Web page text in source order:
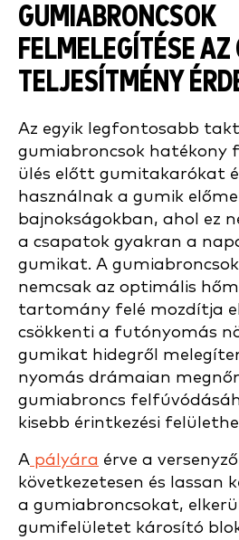
GUMIABRONCSOK
FELMELEGÍTÉSE
TELJESÍTMÉNY
Az egyik legfontosabb
gumiabroncsok hatékony
ülés előtt gumitakarókat
használnak a gumik
bajnokságokban, ahol ez
a csapatok gyakran a
gumikat. A
nemcsak az optimális
tartomány felé mozdítja
csökkenti a futónyomás
gumikat hidegről
nyomás drámaian
gumiabroncs
kisebb érintkezési
A pályára érve a
következetesen és lassan
a gumiabroncsokat,
gumifelületet károsító